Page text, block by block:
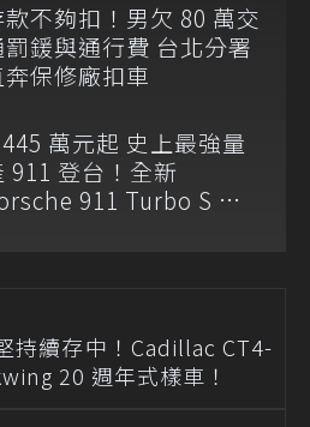
款不夠扣！男欠 80 萬交
罰鍰與通行費 台北分署
奔保修廠扣車
萬元起 史上最強量
911 登台！全新
911 Turbo S 正
持續存中！Cadillac CT4-
20 週年式樣車！